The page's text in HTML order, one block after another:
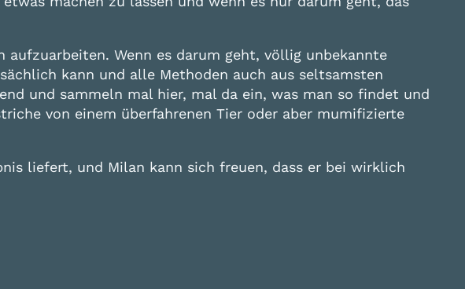
Wenn es darum geht, völlig unbekannte
kann und alle Methoden auch aus seltsamsten
und sammeln mal hier, mal da ein, was man so findet und
von einem überfahrenen Tier oder aber mumifizierte
liefert, und Milan kann sich freuen, dass er bei wirklich